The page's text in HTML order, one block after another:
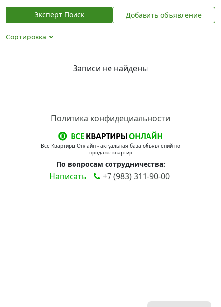
Эксперт Поиск Добавить объявление
Сортировка
Записи не найдены
Политика конфидециальности
Все Квартиры Онлайн - актуальная база объявлений по
продаже квартир
По вопросам сотрудничества:
Написать +7 (983) 311-90-00